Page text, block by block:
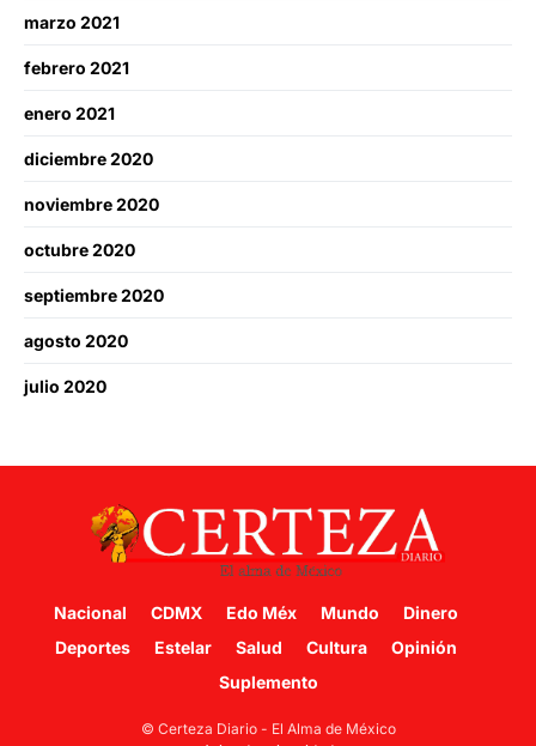
marzo 2021
febrero 2021
enero 2021
diciembre 2020
noviembre 2020
octubre 2020
septiembre 2020
agosto 2020
julio 2020
Nacional CDMX Edo Méx Mundo
Dinero
Deportes
Estelar Salud Cultura
Opinión
Suplemento
© Certeza Diario - El Alma de México